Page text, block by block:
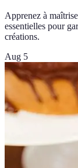
Apprenez à
essentielles pour
créations.
Aug 5